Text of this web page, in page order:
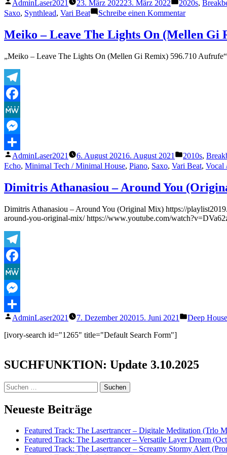
Teilen
von
AdminLaser2021 23. März 202223. März 2022
unter
2020s,
Saxo, Synthlead, Vari Beat Schreibe einen Kommentarzu
O
–
Walk
Meiko – Leave The Lights On (Mellen Gi
„Meiko – Leave The Lights On (Mellen Gi Remix) 596.710 Aufrufe“
Telegram
Facebook
MeWe
Messenger
Teilen
Veröffentlicht
von
AdminLaser2021 6. August 20216. August 2021
Veröffentlicht
unter
2010s,
Echo, Minimal Tech / Minimal House, Piano, Saxo, Vari Beat, Vocal
Dimitris Athanasiou – Around You
Dimitris Athanasiou – Around You (Original Mix) https://
around-you-original-mix/ https://www.youtube.com/
Telegram
Facebook
MeWe
Messenger
Teilen
Veröffentlicht
AdminLaser2021 7. Dezember 202015. Juni 2021
Veröffentlicht
Deep House
[ivory-search id="1265" title="Default Search Form"]
SUCHFUNKTION: Update 3.10.2025
Suchen
nach:
Neueste Beiträge
Featured Track: The Lasertrancer – Digitale Meditation (Trlo
Featured Track: The Lasertrancer – Versatile Layer Dream
Featured Track: The Lasertrancer – Screamy Stormy Alert